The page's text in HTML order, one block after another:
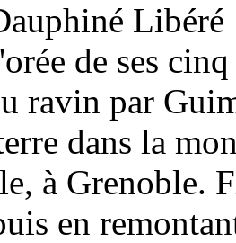
de ses
ravin par
dans la
à Grenoble.
en